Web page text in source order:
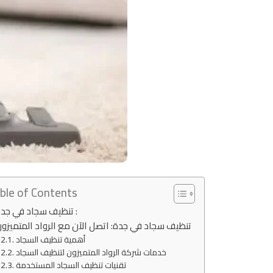
of Contents
تنظيف سجاد في جدة :
تنظيف سجاد في جدة: اتصل الآن مع الرواد
أهمية تنظيف السجاد
خدمات شركة الرواد المتميزون لتنظيف السجاد
تقنيات تنظيف السجاد المستخدمة